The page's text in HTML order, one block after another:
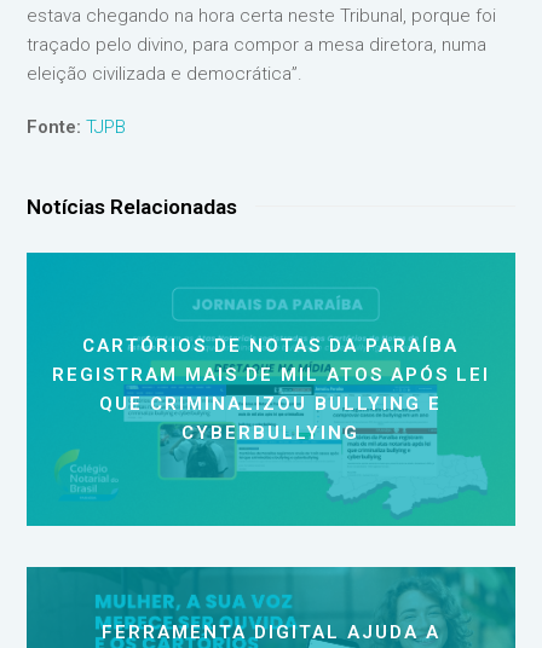
estava chegando na hora certa neste Tribunal, porque foi
traçado pelo divino, para compor a mesa diretora, numa
eleição civilizada e democrática”.
Fonte: TJPB
Notícias Relacionadas
CARTÓRIOS DE NOTAS DA PARAÍBA
REGISTRAM MAIS DE MIL ATOS APÓS LEI
QUE CRIMINALIZOU BULLYING E
CYBERBULLYING
FERRAMENTA DIGITAL AJUDA A